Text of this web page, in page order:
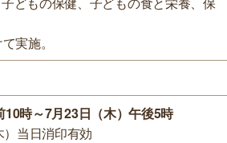
実施。
時～7月23日（木）午後5時
当日消印有効